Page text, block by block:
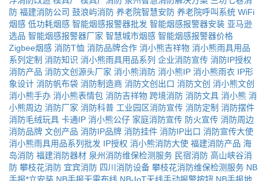
防 福建消防公司 鼓浪屿消防 养老院智慧安防 养老院呼叫系统 WiFi
烟感 低功耗烟感 智能烟感报警器批发 智能烟感报警器安装 亚马逊
选品 智能烟感报警器厂家 智慧城市烟感 智能烟感报警器价格
Zigbee烟感 消防T恤 消防品牌合作 消小熊吉祥物 消小熊雨具用品
系列定制 消防知识 消小熊雨具用品系列 企业消防宣传 消防IP授权
消防产品 消防文创源头厂家 消小熊消防 消小熊IP 消小熊雨衣 IP形
象设计 消防帆布袋 消防制造商 消防文创出口 消防文创 消小熊文创
消小熊手办 消小熊表情包 消防吉祥物 跨境消防 消防文具 消小熊 消
小熊周边 消防厂家 消防科普 工业园区消防宣传 消防定制 消防摆件
消防毛绒玩具 卡通IP 消小熊公仔 家庭消防宣传 防火宣传 消防周边
消防品牌 文创产品 消防IP品牌 消防挂件 消防IP出口 消防宣传大使
消小熊雨具用品系列批发 IP授权 消小熊消防大使 福建消防产品 海
岛消防 福建消防器材 泉州消防维保检测服务 民宿消防 高山峡谷消
防 攀枝花消防 宜宾消防 四川消防设备 攀枝花消防维保检测服务 NB